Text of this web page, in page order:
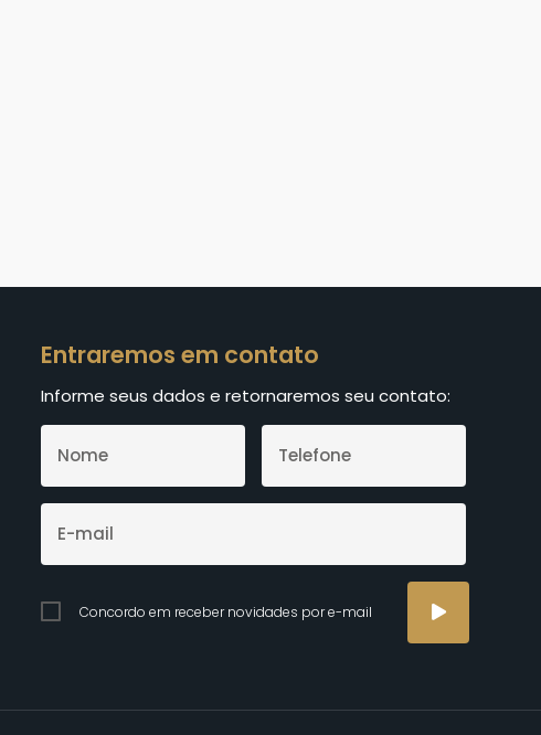
Entraremos em contato
Informe seus dados e retornaremos seu contato:
Concordo em receber novidades por e-mail